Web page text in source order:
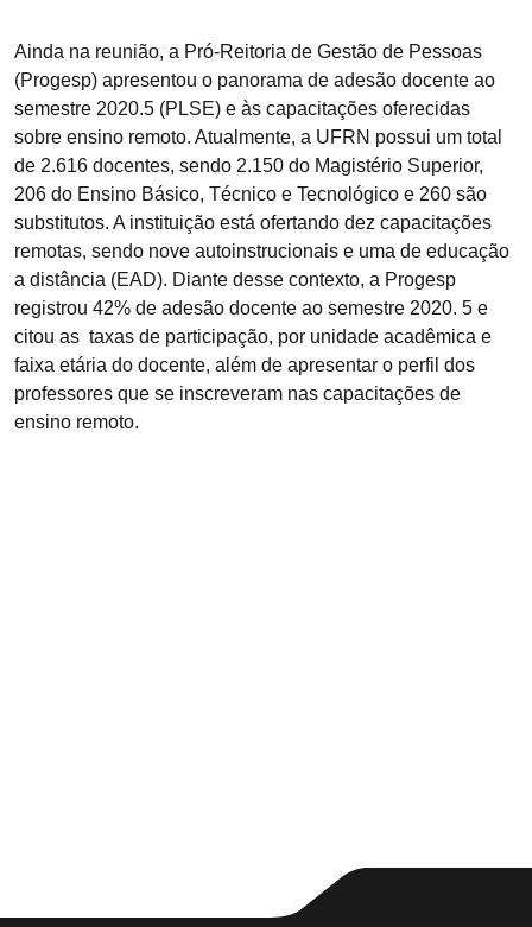
Ainda na reunião, a Pró-Reitoria de Gestão de Pessoas
(Progesp) apresentou o panorama de adesão docente ao
semestre 2020.5 (PLSE) e às capacitações oferecidas
sobre ensino remoto. Atualmente, a UFRN possui um total
de 2.616 docentes, sendo 2.150 do Magistério Superior,
206 do Ensino Básico, Técnico e Tecnológico e 260 são
substitutos. A instituição está ofertando dez capacitações
remotas, sendo nove autoinstrucionais e uma de educação
a distância (EAD). Diante desse contexto, a Progesp
registrou 42% de adesão docente ao semestre 2020. 5 e
citou as taxas de participação, por unidade acadêmica e
faixa etária do docente, além de apresentar o perfil dos
professores que se inscreveram nas capacitações de
ensino remoto.